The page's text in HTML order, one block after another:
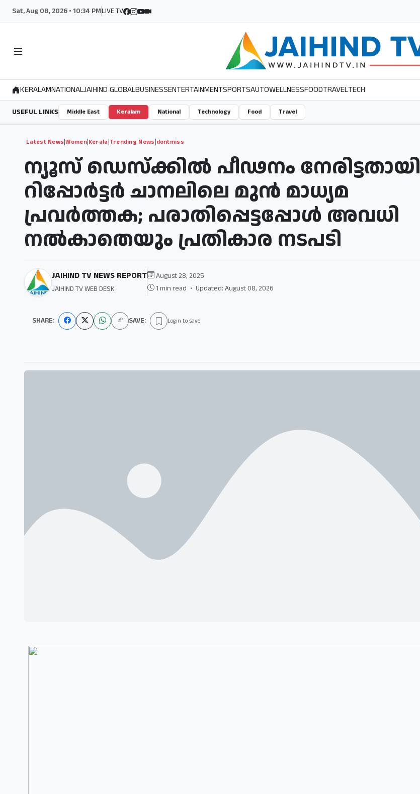
Sat, Aug 08, 2026 • 10:34 PMLIVE TV
KERALAMNATIONALJAIHIND GLOBALBUSINESSENTERTAINMENTSPORTSAUTOWELLNESSFOODTRAVELTECH
USEFUL LINKS Middle East Keralam National Technology Food Travel
Latest News|Women|Kerala|Trending News|dontmiss
ന്യൂസ് ഡെസ്‌ക്കില്‍ പീഢനം നേരിട്ടതായി
റിപ്പോര്‍ട്ടര്‍ ചാനലിലെ മുന്‍ മാധ്യമ
പ്രവര്‍ത്തക; പരാതിപ്പെട്ടപ്പോള്‍ അവധി
നല്‍കാതെയും പ്രതികാര നടപടി
JAIHIND TV NEWS REPORT
JAIHIND TV WEB DESK
August 28, 2025
1 min read • Updated: August 08, 2026
SHARE: SAVE: Login to save